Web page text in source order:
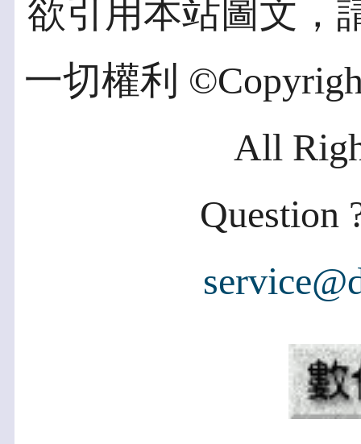
欲引用本站圖文，
一切權利
All
Question